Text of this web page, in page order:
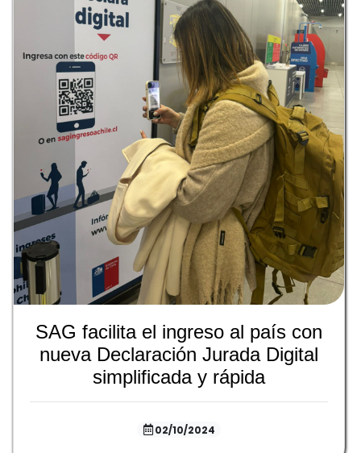
SAG facilita el ingreso al país con
nueva Declaración Jurada Digital
simplificada y rápida
02/10/2024